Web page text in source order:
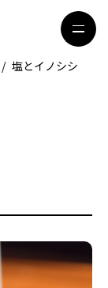
/ 塩とイノシシ